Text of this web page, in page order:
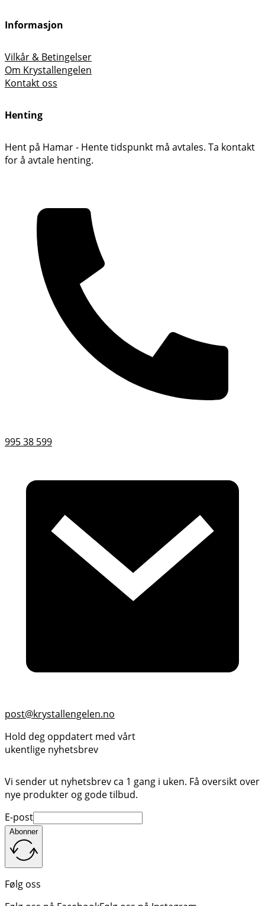
Informasjon
Vilkår & Betingelser
Om Krystallengelen
Kontakt oss
Henting
Hent på Hamar - Hente tidspunkt må avtales. Ta kontakt
for å avtale henting.
995 38 599
post@krystallengelen.no
Hold deg oppdatert med vårt
ukentlige nyhetsbrev
Vi sender ut nyhetsbrev ca 1 gang i uken. Få oversikt over
nye produkter og gode tilbud.
E-post
Abonner
Følg oss